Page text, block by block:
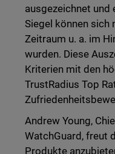
ausgezeichnet und
Siegel können sich
Zeitraum u. a. im
wurden. Diese
Kriterien mit den
TrustRadius Top
Andrew Young,
WatchGuard, freut
Produkte